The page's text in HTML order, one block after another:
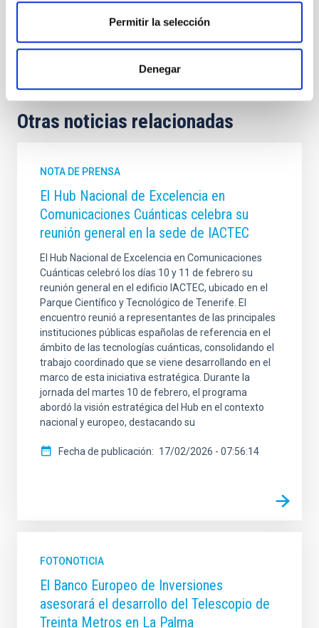
Permitir la selección
Denegar
Otras noticias relacionadas
NOTA DE PRENSA
El Hub Nacional de Excelencia en
Comunicaciones Cuánticas celebra su
reunión general en la sede de IACTEC
El Hub Nacional de Excelencia en Comunicaciones
Cuánticas celebró los días 10 y 11 de febrero su
reunión general en el edificio IACTEC, ubicado en el
Parque Científico y Tecnológico de Tenerife. El
encuentro reunió a representantes de las principales
instituciones públicas españolas de referencia en el
ámbito de las tecnologías cuánticas, consolidando el
trabajo coordinado que se viene desarrollando en el
marco de esta iniciativa estratégica. Durante la
jornada del martes 10 de febrero, el programa
abordó la visión estratégica del Hub en el contexto
nacional y europeo, destacando su
Fecha de publicación 17/02/2026 - 07:56:14
FOTONOTICIA
El Banco Europeo de Inversiones
asesorará el desarrollo del Telescopio de
Treinta Metros en La Palma